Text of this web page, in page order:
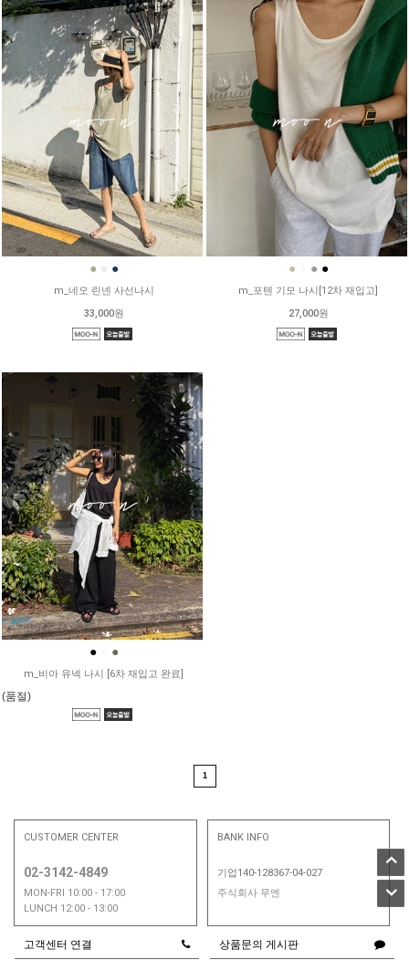
● ● ●
m_네오 린넨 사선나시
33,000원
● ● ●
m_포텐 기모 나시[12차 재입고]
27,000원
● ●
m_비아 유넥 나시 [6차 재입고 완료]
(품절)
1
CUSTOMER CENTER
02-3142-4849
MON-FRI 10:00 - 17:00
LUNCH 12:00 - 13:00
BANK INFO
기업140-128367-04-027
주식회사 무엔
고객센터 연결 상품문의 게시판